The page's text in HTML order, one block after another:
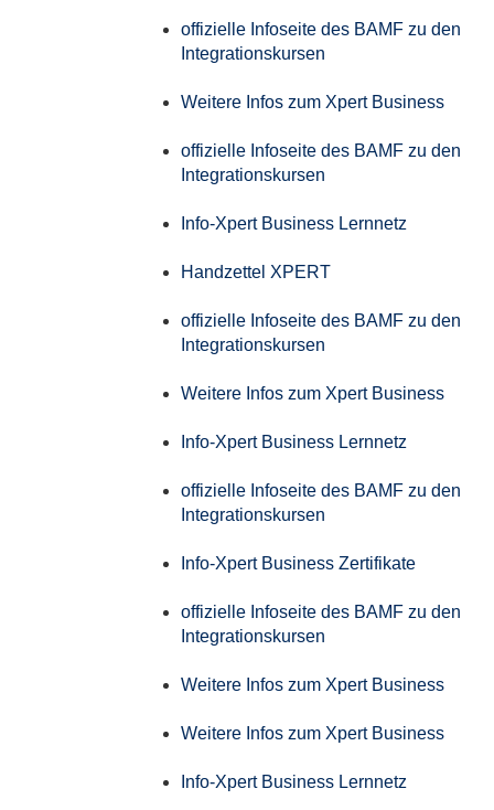
offizielle Infoseite des BAMF zu den
Integrationskursen
Weitere Infos zum Xpert Business
offizielle Infoseite des BAMF zu den
Integrationskursen
Info-Xpert Business Lernnetz
Handzettel XPERT
offizielle Infoseite des BAMF zu den
Integrationskursen
Weitere Infos zum Xpert Business
Info-Xpert Business Lernnetz
offizielle Infoseite des BAMF zu den
Integrationskursen
Info-Xpert Business Zertifikate
offizielle Infoseite des BAMF zu den
Integrationskursen
Weitere Infos zum Xpert Business
Weitere Infos zum Xpert Business
Info-Xpert Business Lernnetz